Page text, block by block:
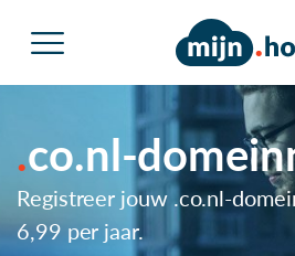
co.nl-
Registreer jouw .co.nl-
6,99 per jaar.